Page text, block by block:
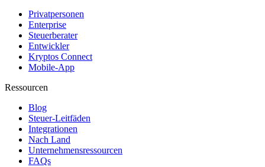
Privatpersonen
Enterprise
Steuerberater
Entwickler
Kryptos Connect
Mobile-App
Ressourcen
Blog
Steuer-Leitfäden
Integrationen
Nach Land
Unternehmensressourcen
FAQs